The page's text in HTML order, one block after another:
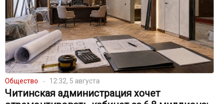
Общество 12:32, 5 августа
Читинская администрация хочет